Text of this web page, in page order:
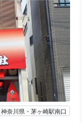
神奈川県・茅ヶ崎駅南口